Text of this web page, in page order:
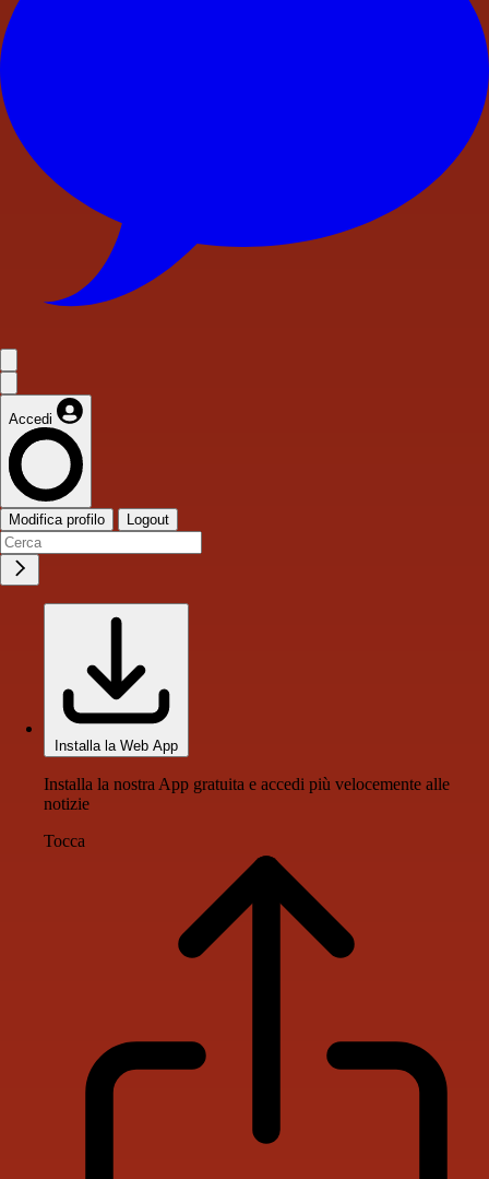
Accedi
Modifica profilo Logout
Installa la Web App
Installa la nostra App gratuita e accedi più velocemente alle
notizie
Tocca